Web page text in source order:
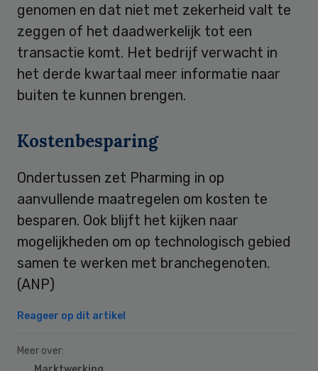
genomen en dat niet met zekerheid valt te
zeggen of het daadwerkelijk tot een
transactie komt. Het bedrijf verwacht in
het derde kwartaal meer informatie naar
buiten te kunnen brengen.
Kostenbesparing
Ondertussen zet Pharming in op
aanvullende maatregelen om kosten te
besparen. Ook blijft het kijken naar
mogelijkheden om op technologisch gebied
samen te werken met branchegenoten.
(ANP)
Reageer op dit artikel
Meer over: